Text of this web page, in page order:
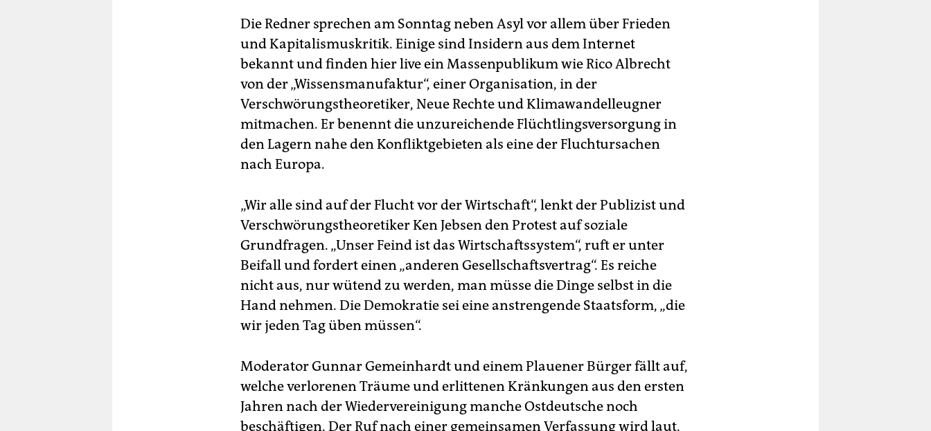
Die Redner sprechen am Sonntag neben Asyl vor allem über Frieden
und Kapitalismuskritik. Einige sind Insidern aus dem Internet
bekannt und finden hier live ein Massenpublikum wie Rico Albrecht
von der „Wissensmanufaktur“, einer Organisation, in der
Verschwörungstheoretiker, Neue Rechte und Klimawandelleugner
mitmachen. Er benennt die unzureichende Flüchtlingsversorgung in
den Lagern nahe den Konfliktgebieten als eine der Fluchtursachen
nach Europa.
„Wir alle sind auf der Flucht vor der Wirtschaft“, lenkt der Publizist und
Verschwörungstheoretiker Ken Jebsen den Protest auf soziale
Grundfragen. „Unser Feind ist das Wirtschaftssystem“, ruft er unter
Beifall und fordert einen „anderen Gesellschaftsvertrag“. Es reiche
nicht aus, nur wütend zu werden, man müsse die Dinge selbst in die
Hand nehmen. Die Demokratie sei eine anstrengende Staatsform, „die
wir jeden Tag üben müssen“.
Moderator Gunnar Gemeinhardt und einem Plauener Bürger fällt auf,
welche verlorenen Träume und erlittenen Kränkungen aus den ersten
Jahren nach der Wiedervereinigung manche Ostdeutsche noch
beschäftigen. Der Ruf nach einer gemeinsamen Verfassung wird laut.